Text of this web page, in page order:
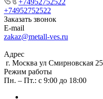
+74952752522
+74952752522
Заказать звонок
E-mail
zakaz@metall-ves.ru
Адрес
г. Москва ул Смирновская
Режим работы
Пн. – Пт.: с 9:00 до 18:00